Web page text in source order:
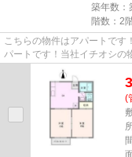
築年数：
階数：2
こちらの物件はアパートです
パートです！当社イチオシの
い！本庄市エリアにある賃貸...
(